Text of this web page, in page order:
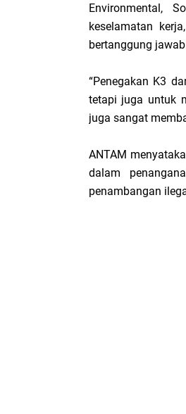
Environmental,
keselamatan
bertanggung
“Penegakan K3
tetapi juga untuk
juga sangat
ANTAM
dalam
penambangan